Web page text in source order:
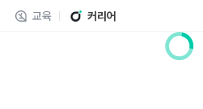
교육 커리어